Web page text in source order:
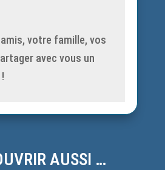
votre famille, vos
avec vous un
AUSSI …